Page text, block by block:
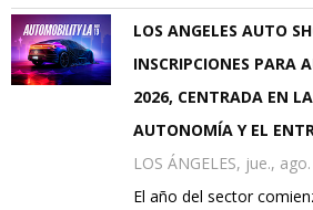
LOS ANGELES AUTO
INSCRIPCIONES PARA
2026, CENTRADA EN
AUTONOMÍA Y EL
LOS ÁNGELES, jue.,
El año del sector